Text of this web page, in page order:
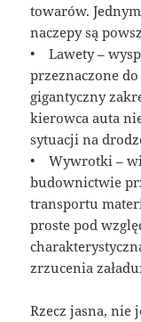
towarów.
naczepy są
• Lawety –
przeznaczone
gigantyczny
kierowca auta
sytuacji na
• Wywrotki –
budownictwie
transportu
proste pod
zrzucenia
Rzecz jasna, nie